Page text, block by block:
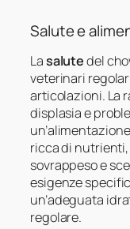
Salute e
Lasalutedel
veterinari
articolazioni. La
displasia e
ricca di nutrienti,
sovrappeso e
esigenze
un’adeguata
regolare.